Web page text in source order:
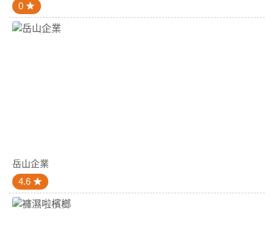
0
岳山企業
4.6